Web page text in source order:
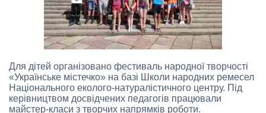
Для дітей організовано фестиваль народної творчості
«Українське містечко» на базі Школи народних ремесел
Національного еколого-натуралістичного центру. Під
керівництвом досвідчених педагогів працювали
майстер-класи з творчих напрямків роботи.